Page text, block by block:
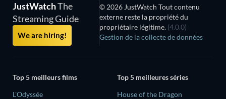
JustWatchThe
Streaming Guide
We are hiring!
© 2026 JustWatch Tout contenu
externe reste la propriété du
propriétaire légitime. (4.0.0)
Gestion de la collecte de données
Top 5 meilleurs films
L'Odyssée
Top 5 meilleures séries
House of the Dragon